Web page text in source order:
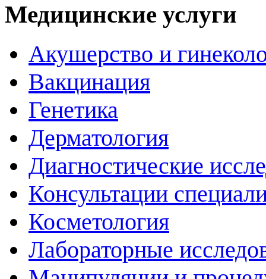
Медицинские услуги
Акушерство и
Вакцинация
Генетика
Дерматология
Диагностические
Консультации
Косметология
Лабораторные